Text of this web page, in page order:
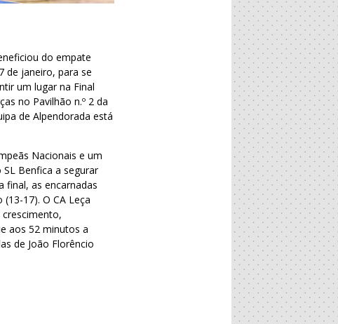
do empate
de janeiro, para se
um lugar na Final
no Pavilhão n.º 2 da
de Alpendorada está
Nacionais e um
Benfica a segurar
final, as encarnadas
17). O CA Leça
aos 52 minutos a
de João Florêncio